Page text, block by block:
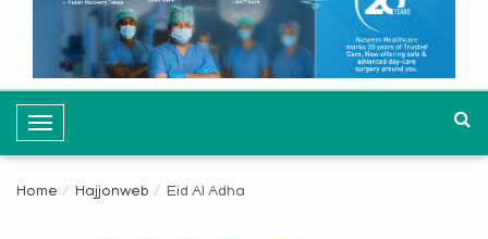
T
o
Home Hajjonweb Eid Al Adha